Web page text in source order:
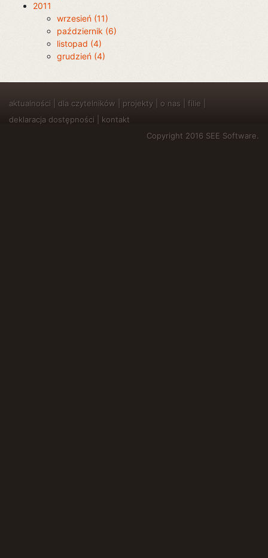
2011
wrzesień (11)
październik (6)
listopad (4)
grudzień (4)
aktualności dla czytelników projekty o nas filie
deklaracja dostępności
kontakt
Copyright 2016 SEE Software.